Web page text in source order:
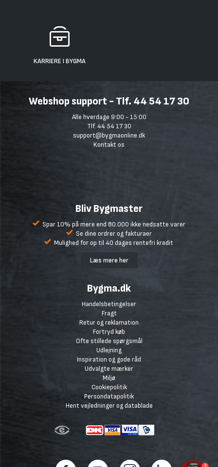
KARRIERE I BYGMA
Webshop support - Tlf. 44 54 17 30
Alle hverdage 9:00 - 15:00
Tlf. 44 54 17 30
support@bygmaonline.dk
Kontakt os
Bliv Bygmaster
Spar 10% på mere end 80.000 ikke nedsatte varer
Se dine ordrer og fakturaer
Mulighed for op til 40 dages rentefri kredit
Læs mere her
Bygma.dk
Handelsbetingelser
Fragt
Retur og reklamation
Fortryd køb
Ofte stillede spørgsmål
Udlejning
Inspiration og gode råd
Udvalgte mærker
Miljø
Cookiepolitik
Persondatapolitik
Hent vejledninger og datablade